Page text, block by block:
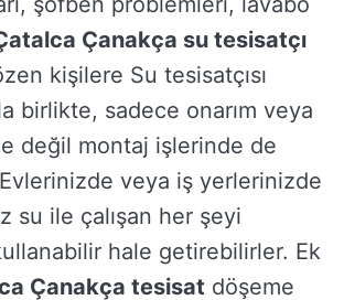
Çanakça su tesisatçı
kişilere Su tesisatçısı
birlikte, sadece onarım veya
değil montaj işlerinde de
veya iş yerlerinizde
su ile çalışan her şeyi
hale getirebilirler. Ek
Çanakça tesisat döşeme